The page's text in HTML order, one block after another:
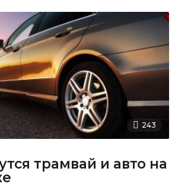
243
трамвай и авто на